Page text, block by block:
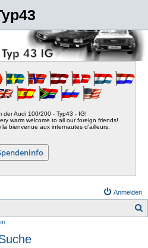
der Audi 100/200 - Typ43 - IG!
warm welcome to all our foreign friends!
bienvenue aux internautes d'ailleurs.
Anmelden